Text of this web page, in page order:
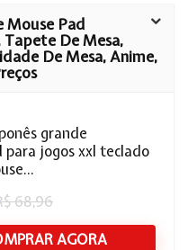
Mouse Pad
Tapete De Mesa,
De Mesa, Anime,
grande
para jogos xxl teclado
68,96
AGORA